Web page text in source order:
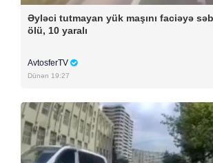
Əyləci tutmayan yük maşını faciəyə
ölü, 10 yaralı
AvtosferTV
Dünən 19:27